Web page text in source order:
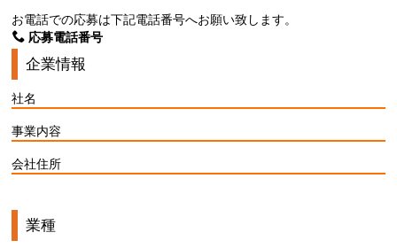
お電話での応募は下記電話番号へお願い致します。
応募電話番号
企業情報
社名
事業内容
会社住所
業種